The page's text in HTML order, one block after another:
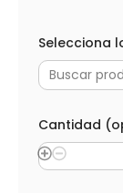
Selecciona
Buscar
Cantidad